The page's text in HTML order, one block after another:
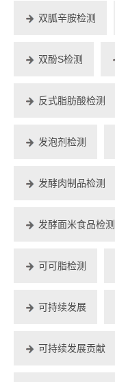
双胍辛胺检测
双酚S检测
反式脂肪酸检测
发泡剂检测
发酵肉制品检测
发酵面米食品检测
可可脂检测
可持续发展
可持续发展贡献